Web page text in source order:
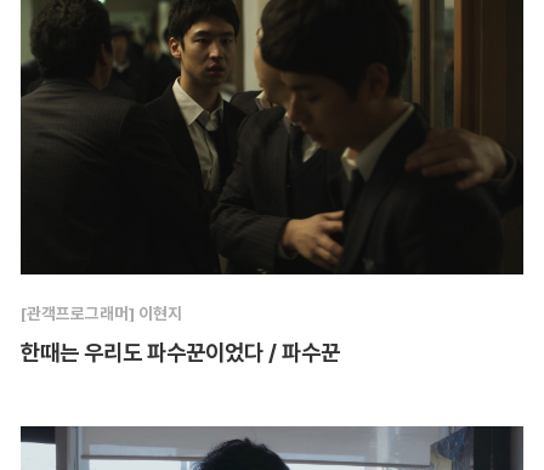
[관객프로그래머] 이현지
한때는 우리도 파수꾼이었다 / 파수꾼